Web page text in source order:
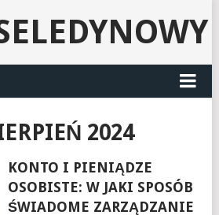
2024
KONTO I PIENIĄDZE
OSOBISTE: W JAKI SPOSÓB
ŚWIADOME ZARZĄDZANIE